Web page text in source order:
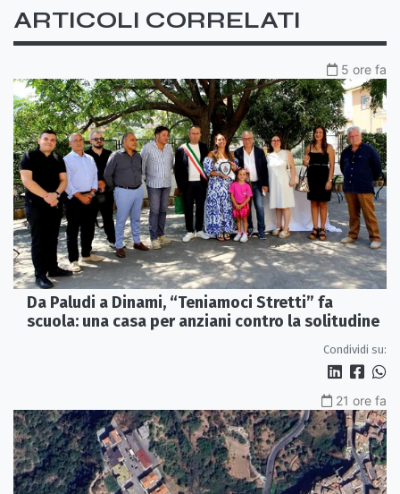
ARTICOLI CORRELATI
5 ore fa
Da Paludi a Dinami, “Teniamoci Stretti” fa
scuola: una casa per anziani contro la solitudine
Condividi su:
21 ore fa